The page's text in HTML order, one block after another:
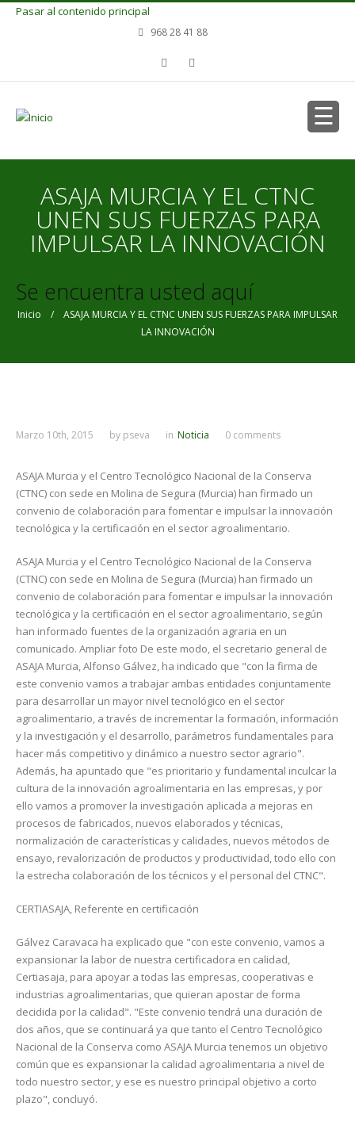
Pasar al contenido principal
968 28 41 88
ASAJA MURCIA Y EL CTNC
UNEN SUS FUERZAS PARA
IMPULSAR LA INNOVACIÓN
Se encuentra usted aquí
Inicio / ASAJA MURCIA Y EL CTNC UNEN SUS FUERZAS PARA IMPULSAR
LA INNOVACIÓN
Marzo 10th, 2015 by pseva in Noticia 0 comments
ASAJA Murcia y el Centro Tecnológico Nacional de la Conserva
(CTNC) con sede en Molina de Segura (Murcia) han firmado un
convenio de colaboración para fomentar e impulsar la innovación
tecnológica y la certificación en el sector agroalimentario.
ASAJA Murcia y el Centro Tecnológico Nacional de la Conserva
(CTNC) con sede en Molina de Segura (Murcia) han firmado un
convenio de colaboración para fomentar e impulsar la innovación
tecnológica y la certificación en el sector agroalimentario, según
han informado fuentes de la organización agraria en un
comunicado. Ampliar foto De este modo, el secretario general de
ASAJA Murcia, Alfonso Gálvez, ha indicado que "con la firma de
este convenio vamos a trabajar ambas entidades conjuntamente
para desarrollar un mayor nivel tecnológico en el sector
agroalimentario, a través de incrementar la formación, información
y la investigación y el desarrollo, parámetros fundamentales para
hacer más competitivo y dinámico a nuestro sector agrario".
Además, ha apuntado que "es prioritario y fundamental inculcar la
cultura de la innovación agroalimentaria en las empresas, y por
ello vamos a promover la investigación aplicada a mejoras en
procesos de fabricados, nuevos elaborados y técnicas,
normalización de características y calidades, nuevos métodos de
ensayo, revalorización de productos y productividad, todo ello con
la estrecha colaboración de los técnicos y el personal del CTNC".
CERTIASAJA, Referente en certificación
Gálvez Caravaca ha explicado que "con este convenio, vamos a
expansionar la labor de nuestra certificadora en calidad,
Certiasaja, para apoyar a todas las empresas, cooperativas e
industrias agroalimentarias, que quieran apostar de forma
decidida por la calidad". "Este convenio tendrá una duración de
dos años, que se continuará ya que tanto el Centro Tecnológico
Nacional de la Conserva como ASAJA Murcia tenemos un objetivo
común que es expansionar la calidad agroalimentaria a nivel de
todo nuestro sector, y ese es nuestro principal objetivo a corto
plazo", concluyó.